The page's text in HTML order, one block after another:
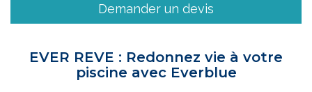
Demander un devis
EVER REVE : Redonnez vie à votre
piscine avec Everblue